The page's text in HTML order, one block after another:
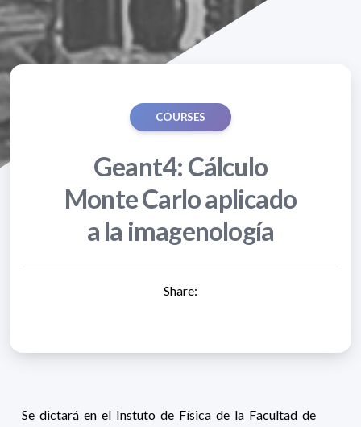
COURSES
Geant4: Cálculo
Monte Carlo aplicado
a la imagenología
Share:
Se dictará en el Instuto de Física de la Facultad de